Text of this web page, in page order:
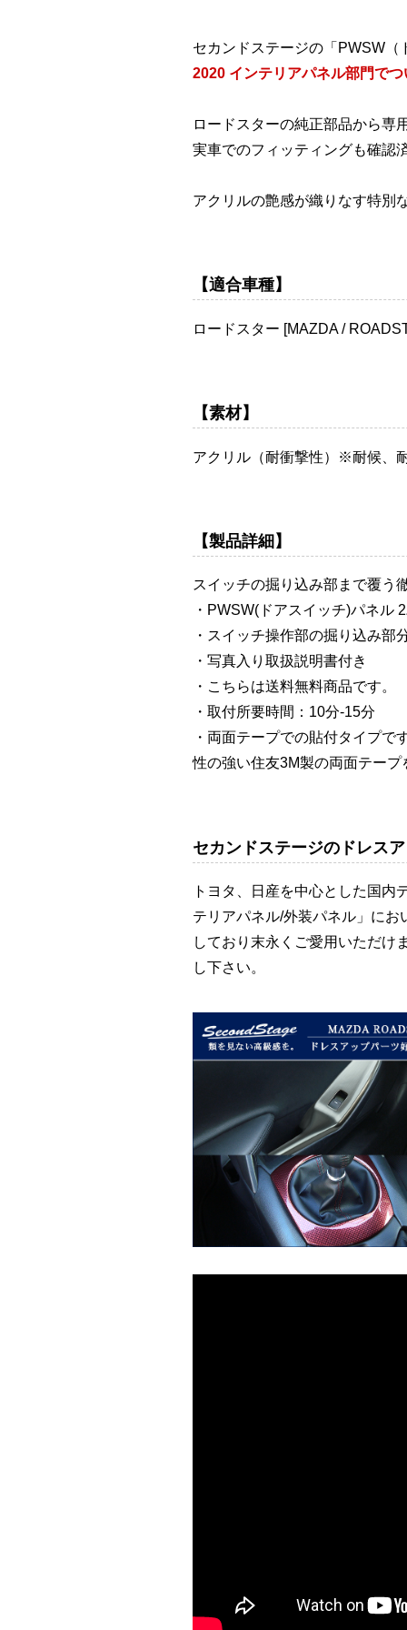
セカンドステージの「PWSW
2020 インテリアパネル部門で
ロードスターの純正部品から専
実車でのフィッティングも確認
アクリルの艶感が織りなす特別
【適合車種】
ロードスター [MAZDA /
【素材】
アクリル（耐衝撃性）※耐候、
【製品詳細】
スイッチの掘り込み部まで覆う
・PWSW(ドアスイッチ)パネル
・スイッチ操作部の掘り込み部
・写真入り取扱説明書付き
・こちらは送料無料商品です。
・取付所要時間：10分-15分
・両面テープでの貼付タイプ
性の強い住友3M製の両面テー
セカンドステージのドレス
トヨタ、日産を中心とした国
テリアパネル/外装パネル」に
しており末永くご愛用いただけ
し下さい。